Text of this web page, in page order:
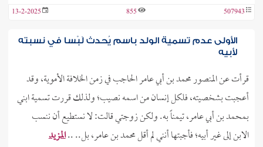
507943
855
13-2-2025
الأولى عدم تسمية الولد باسم يُحدث لَبْسا في نسبته
لأبيه
قرأت عن المنصور محمد بن أبي عامر الحاجب في زمن الخلافة الأموية، وقد
أعجبت بشخصيته، فلكل إنسان من اسمه نصيب؛ ولذلك قررت تسمية ابني
بمحمد بن أبي عامر، تيمناً به. ولكن زوجتي قالت: لا نستطيع أن ننسب
الابن إلى غير أبيه؛ فأجبتها أنني لم أقل محمد بن عامر، بل.. ..المزيد